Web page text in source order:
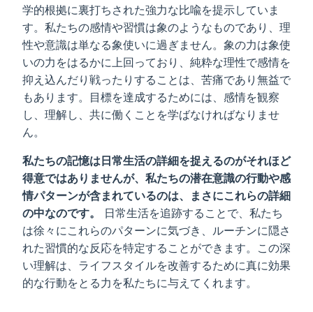
学的根拠に裏打ちされた強力な比喩を提示していま
す。私たちの感情や習慣は象のようなものであり、理
性や意識は単なる象使いに過ぎません。象の力は象使
いの力をはるかに上回っており、純粋な理性で感情を
抑え込んだり戦ったりすることは、苦痛であり無益で
もあります。目標を達成するためには、感情を観察
し、理解し、共に働くことを学ばなければなりませ
ん。
私たちの記憶は日常生活の詳細を捉えるのがそれほど
得意ではありませんが、私たちの潜在意識の行動や感
情パターンが含まれているのは、まさにこれらの詳細
の中なのです。
日常生活を追跡することで、私たち
は徐々にこれらのパターンに気づき、ルーチンに隠さ
れた習慣的な反応を特定することができます。この深
い理解は、ライフスタイルを改善するために真に効果
的な行動をとる力を私たちに与えてくれます。